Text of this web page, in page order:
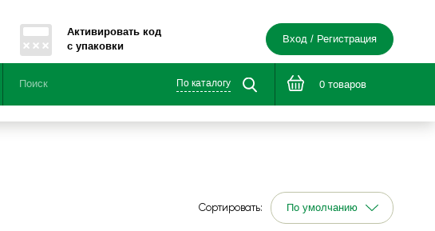
Активировать код
с упаковки
Вход / Регистрация
трав «Энергия здоровья®»
По каталогу 0 товаров
Сортировать: